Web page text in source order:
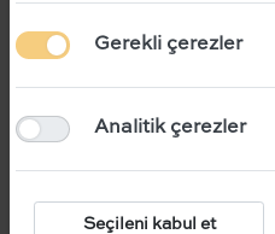
Gerekli çerezler
Analitik çerezler
Seçileni kabul et